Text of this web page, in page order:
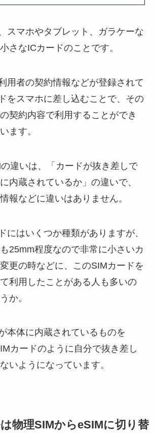
スマホやタブレット、ガラケーな
さなICカードのことです。
用者の契約情報などが登録されて
をスマホに差し込むことで、その
契約内容で利用することができ
ます。
違いは、「カードが抜き差しで
内蔵されているか」の違いで、
報などに違いはありません。
にはいくつか種類がありますが、
25mm程度なので非常に小さいカ
更の時などに、このSIMカードを
利用したことがある人も多いの
か。
本体に内蔵されているものを
カードのように自分で抜き差し
いようになっています。
物理SIMからeSIMに切り替